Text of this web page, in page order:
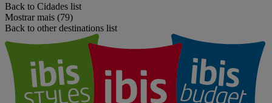
Back to Cidades list
Mostrar mais (79)
Back to other destinations list